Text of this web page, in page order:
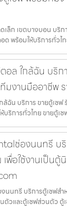
เล็ก เขตบางบอน บริ
ด พร้อมให้บริการทั่วไ
อล ใกล้ฉัน บริก
งานมืออาชีพ
ล้ฉัน บริการ ขายตู้เซ
ริการทั่วไทย ขายตู้เซ
ช่องนนทรี บริ
เพื่อใช้งานเป็น
นทรี บริการตู้เซฟสำ
ตัวและตู้เซฟส่วนตัว ตู้